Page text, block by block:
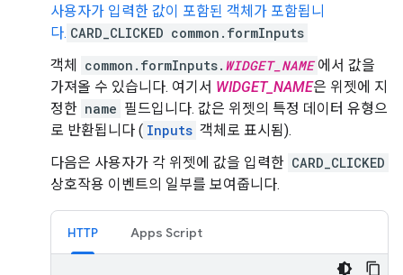
사용자가 입력한 값이 포함된 객체가 포함됩니
다. CARD_CLICKED common.formInputs
객체
common.formInputs. WIDGET_NAME 에서 값을
가져올 수 있습니다. 여기서 WIDGET_NAME은 위젯에 지
정한 name 필드입니다. 값은 위젯의 특정 데이터 유형으
로 반환됩니다 ( Inputs 객체로 표시됨).
다음은 사용자가 각 위젯에 값을 입력한 CARD_CLICKED
상호작용 이벤트의 일부를 보여줍니다.
HTTP Apps Script